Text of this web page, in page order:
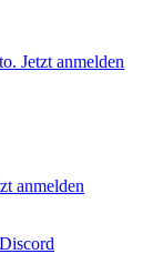
Jetzt anmelden
anmelden
Discord